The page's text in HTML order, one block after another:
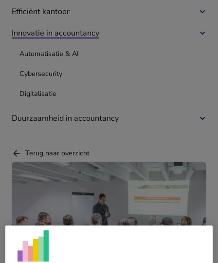
voor
Efficiënt kantoor
Meer
voor
Innovatie in accountancy
Meer
Automatisatie & AI
Cybersecurity
Digitalisatie
Duurzaamheid in accountancy
Meer
Terug naar overzicht